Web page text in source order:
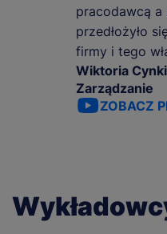
pracodawcą
przedłożyło
firmy i tego
Wiktoria
Zarządzanie
ZOBACZ